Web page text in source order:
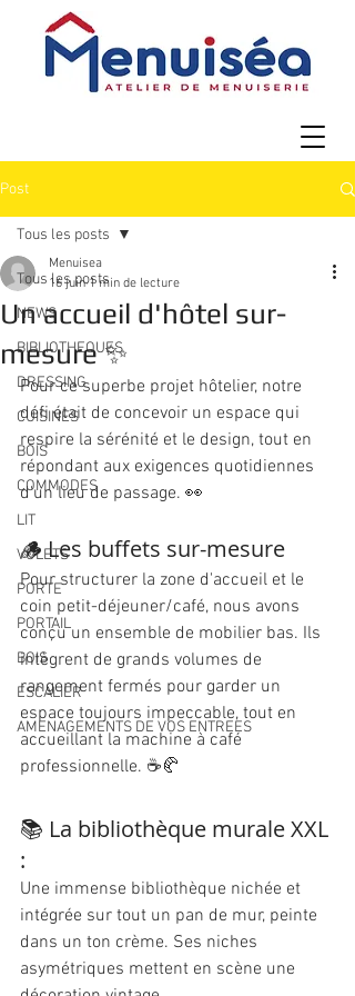
Post
Tous les posts
NEWS
BIBLIOTHEQUES
DRESSING
CUISINES
BOIS
COMMODES
LIT
VOLETS
PORTE
PORTAIL
BOIS
ESCALIER
AMENAGEMENTS DE VOS ENTREES
Tous les posts
Un accueil d'hôtel sur-
mesure ✨
Menuisea
16 juin 1 min de lecture
Pour ce superbe projet hôtelier, notre
défi était de concevoir un espace qui
respire la sérénité et le design, tout en
répondant aux exigences quotidiennes
d'un lieu de passage. 👀
🪵 Les buffets sur-mesure
Pour structurer la zone d'accueil et le
coin petit-déjeuner/café, nous avons
conçu un ensemble de mobilier bas. Ils
intègrent de grands volumes de
rangement fermés pour garder un
espace toujours impeccable, tout en
accueillant la machine à café
professionnelle. ☕🥐
📚 La bibliothèque murale XXL
:
Une immense bibliothèque nichée et
intégrée sur tout un pan de mur, peinte
dans un ton crème. Ses niches
asymétriques mettent en scène une